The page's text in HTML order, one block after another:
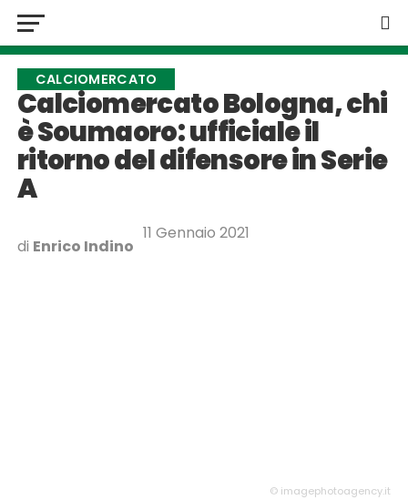
CALCIOMERCATO
Calciomercato Bologna, chi
è Soumaoro: ufficiale il
ritorno del difensore in Serie
A
di Enrico Indino
11 Gennaio 2021
© imagephotoagency.it